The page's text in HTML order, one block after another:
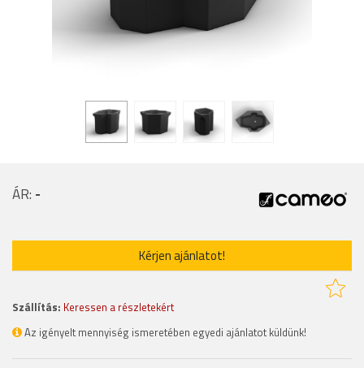
ÁR: -
Kérjen ajánlatot!
Szállítás: Keressen a részletekért
Az igényelt mennyiség ismeretében egyedi ajánlatot küldünk!